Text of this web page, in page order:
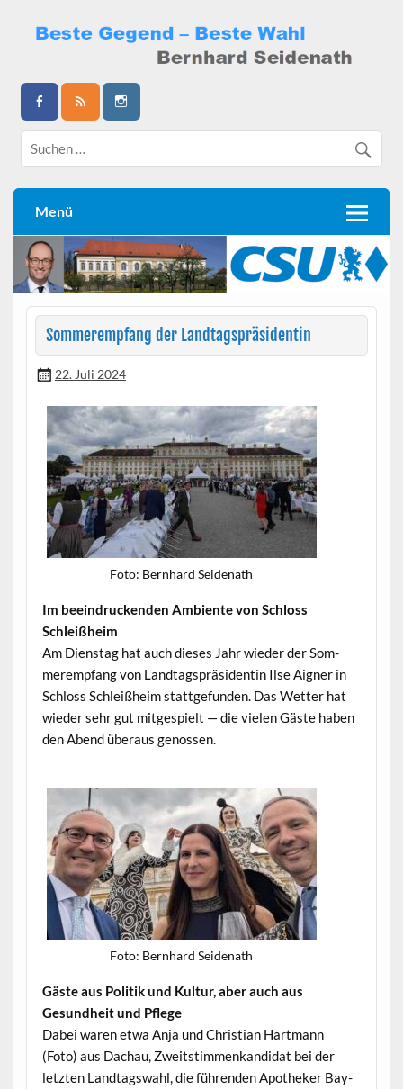
content
Bernhard Seidenath
Menü
Sommerempfang der Landtagspräsidentin
22. Juli 2024
Foto: Bern­hard Seidenath
Im beein­druck­enden Ambi­ente von Schloss
Schleißheim
Am Dien­stag hat auch dieses Jahr wieder der Som­
meremp­fang von Land­tagspräsi­dentin Ilse Aign­er in
Schloss Schleißheim stattge­fun­den. Das Wet­ter hat
wieder sehr gut mit­ge­spielt — die vie­len Gäste haben
den Abend über­aus genossen.
Foto: Bern­hard Seidenath
Gäste aus Poli­tik und Kul­tur, aber auch aus
Gesund­heit und Pflege
Dabei waren etwa Anja und Chris­t­ian Hart­mann
(Foto) aus Dachau, Zweit­stim­menkan­di­dat bei der
let­zten Land­tagswahl, die führen­den Apothek­er Bay­